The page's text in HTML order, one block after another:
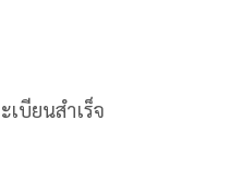
บียนสำเร็จ